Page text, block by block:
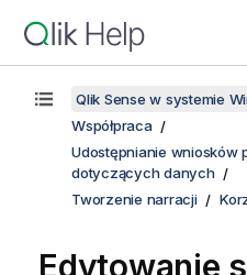
Qlik Sense w systemie
Współpraca
Udostępnianie wniosków
dotyczących danych
Tworzenie narracji
Edytowanie